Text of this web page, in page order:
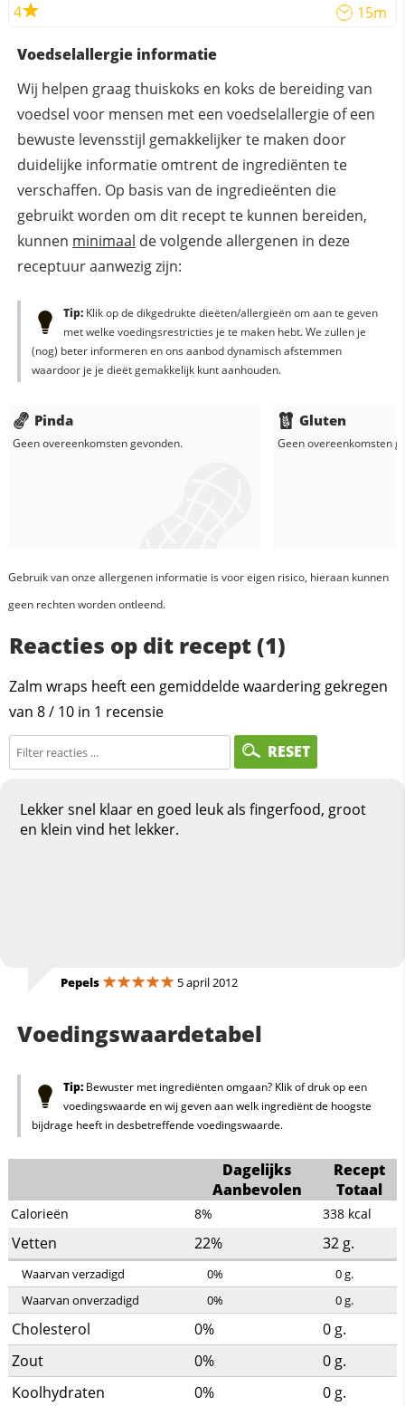
4
15m
Voedselallergie informatie
Wij helpen graag thuiskoks en koks de bereiding van
voedsel voor mensen met een voedselallergie of een
bewuste levensstijl gemakkelijker te maken door
duidelijke informatie omtrent de ingrediënten te
verschaffen. Op basis van de ingredieënten die
gebruikt worden om dit recept te kunnen bereiden,
kunnen minimaal de volgende allergenen in deze
receptuur aanwezig zijn:
Tip:Klik op de dikgedrukte dieëten/allergieën om aan te geven
met welke voedingsrestricties je te maken hebt. We zullen je
(nog) beter informeren en ons aanbod dynamisch afstemmen
waardoor je je dieët gemakkelijk kunt aanhouden.
Pinda
Geen overeenkomsten gevonden.
Gluten
Geen overeenkomsten
Gebruik van onze allergenen informatie is voor eigen risico, hieraan kunnen
geen rechten worden ontleend.
Reacties op dit recept (1)
Zalm wraps heeft een gemiddelde waardering gekregen
van 8/ 10 in 1 recensie
RESET
Lekker snel klaar en goed leuk als fingerfood, groot
en klein vind het lekker.
Pepels 5 april 2012
Voedingswaardetabel
Tip:Bewuster met ingrediënten omgaan? Klik of druk op een
voedingswaarde en wij geven aan welk ingrediënt de hoogste
bijdrage heeft in desbetreffende voedingswaarde.
Dagelijks
Aanbevolen
Recept
Totaal
Calorieën 8% 338 kcal
Vetten 22% 32 g.
Waarvan verzadigd 0% 0g.
Waarvan onverzadigd
0% 0g.
Cholesterol 0% 0 g.
Zout
0% 0 g.
Koolhydraten
0% 0 g.